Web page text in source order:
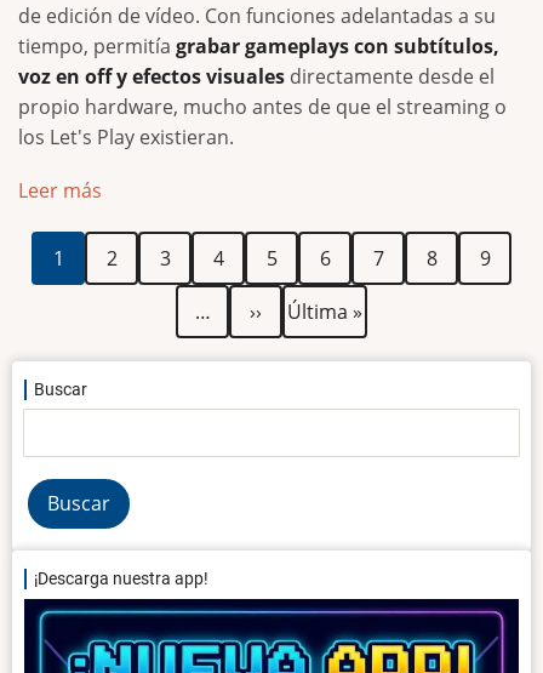
de edición de vídeo. Con funciones adelantadas a su
tiempo, permitía grabar gameplays con subtítulos,
voz en off y efectos visuales directamente desde el
propio hardware, mucho antes de que el streaming o
los Let's Play existieran.
Leer más
Paginación
Página
actual
1 Página
2 Página
3 Página
4 Página
5 Página
6 Página
7 Página
8 Página
9
…
Siguiente
página
››
Última
página
Última »
Buscar
¡Descarga nuestra app!